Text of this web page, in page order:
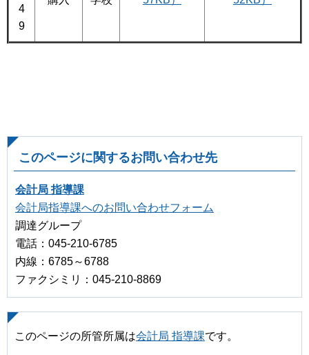
4
9
このページに関するお問い合わせ先
会計局 指導課
会計局指導課へのお問い合わせフォーム
調達グループ
電話：045-210-6785
内線：6785～6788
ファクシミリ：045-210-8869
このページの所管所属は会計局 指導課です。